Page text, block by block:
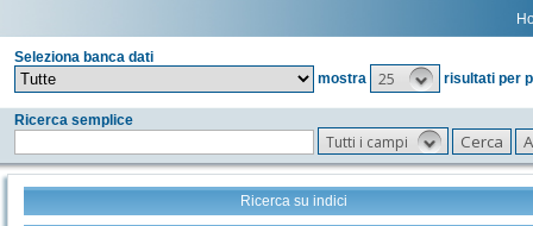
Seleziona banca dati
mostra
25 risultati per
Ricerca semplice
Tutti i campi
Ricerca su indici